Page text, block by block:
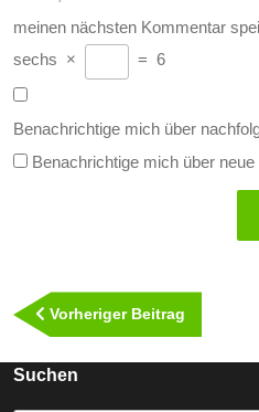
meinen nächsten Kommentar
sechs × = 6
Benachrichtige mich über
Benachrichtige mich über
Vorheriger Beitrag
Beitrag
Suchen